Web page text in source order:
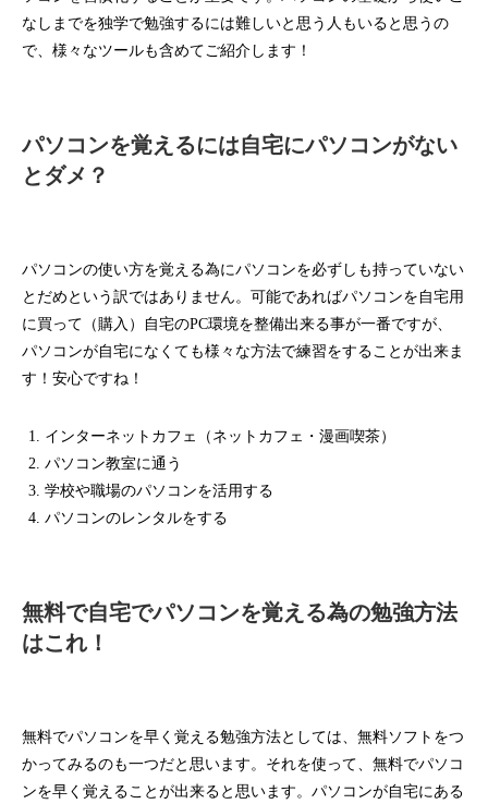
なしまでを独学で勉強するには難しいと思う人もいると思うの
で、様々なツールも含めてご紹介します！
パソコンを覚えるには自宅にパソコンがない
とダメ？
パソコンの使い方を覚える為にパソコンを必ずしも持っていない
とだめという訳ではありません。可能であればパソコンを自宅用
に買って（購入）自宅のPC環境を整備出来る事が一番ですが、
パソコンが自宅になくても様々な方法で練習をすることが出来ま
す！安心ですね！
インターネットカフェ（ネットカフェ・漫画喫茶）
パソコン教室に通う
学校や職場のパソコンを活用する
パソコンのレンタルをする
無料で自宅でパソコンを覚える為の勉強方法
はこれ！
無料でパソコンを早く覚える勉強方法としては、無料ソフトをつ
かってみるのも一つだと思います。それを使って、無料でパソコ
ンを早く覚えることが出来ると思います。パソコンが自宅にある